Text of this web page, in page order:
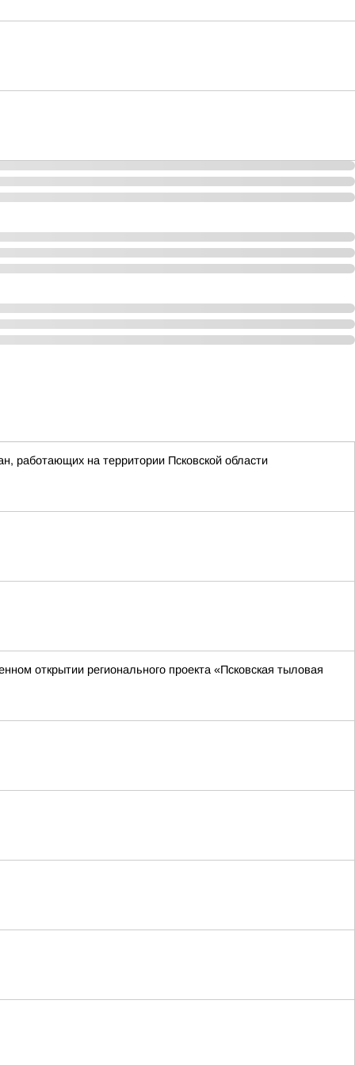
работающих на территории Псковской области
открытии регионального проекта «Псковская тыловая